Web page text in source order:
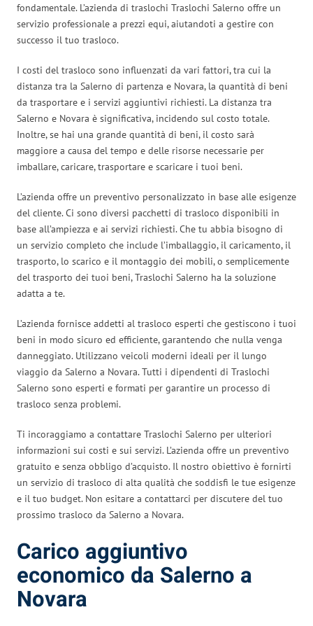
fondamentale. L’azienda di traslochi Traslochi Salerno offre un
servizio professionale a prezzi equi, aiutandoti a gestire con
successo il tuo trasloco.
I costi del trasloco sono influenzati da vari fattori, tra cui la
distanza tra la Salerno di partenza e Novara, la quantità di beni
da trasportare e i servizi aggiuntivi richiesti. La distanza tra
Salerno e Novara è significativa, incidendo sul costo totale.
Inoltre, se hai una grande quantità di beni, il costo sarà
maggiore a causa del tempo e delle risorse necessarie per
imballare, caricare, trasportare e scaricare i tuoi beni.
L’azienda offre un preventivo personalizzato in base alle esigenze
del cliente. Ci sono diversi pacchetti di trasloco disponibili in
base all’ampiezza e ai servizi richiesti. Che tu abbia bisogno di
un servizio completo che include l’imballaggio, il caricamento, il
trasporto, lo scarico e il montaggio dei mobili, o semplicemente
del trasporto dei tuoi beni, Traslochi Salerno ha la soluzione
adatta a te.
L’azienda fornisce addetti al trasloco esperti che gestiscono i tuoi
beni in modo sicuro ed efficiente, garantendo che nulla venga
danneggiato. Utilizzano veicoli moderni ideali per il lungo
viaggio da Salerno a Novara. Tutti i dipendenti di Traslochi
Salerno sono esperti e formati per garantire un processo di
trasloco senza problemi.
Ti incoraggiamo a contattare Traslochi Salerno per ulteriori
informazioni sui costi e sui servizi. L’azienda offre un preventivo
gratuito e senza obbligo d’acquisto. Il nostro obiettivo è fornirti
un servizio di trasloco di alta qualità che soddisfi le tue esigenze
e il tuo budget. Non esitare a contattarci per discutere del tuo
prossimo trasloco da Salerno a Novara.
Carico aggiuntivo
economico da Salerno a
Novara